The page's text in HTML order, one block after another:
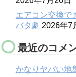
エアコン交換で
バタ劇 2026年7
最近のコメ
かなりヤバい地